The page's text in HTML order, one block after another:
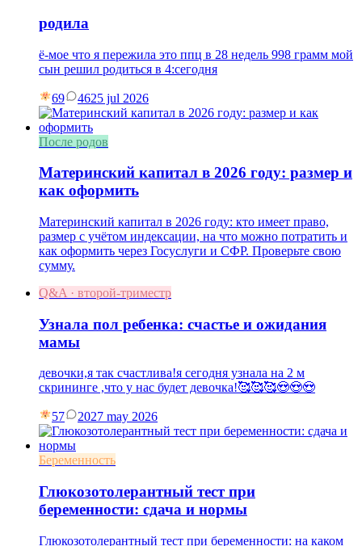
родила
ё-мое что я пережила это ппц в 28 недель 998 грамм мой
сын решил родиться в 4:сегодня
69 4625 jul 2026
После родов
Материнский капитал в 2026 году: размер и
как оформить
Материнский капитал в 2026 году: кто имеет право,
размер с учётом индексации, на что можно потратить и
как оформить через Госуслуги и СФР. Проверьте свою
сумму.
Q&A · второй-триместр
Узнала пол ребенка: счастье и ожидания
мамы
девочки,я так счастлива!я сегодня узнала на 2 м
скрининге ,что у нас будет девочка!🥰🥰🥰😍😍😍
57 2027 may 2026
Беременность
Глюкозотолерантный тест при
беременности: сдача и нормы
Глюкозотолерантный тест при беременности: на каком